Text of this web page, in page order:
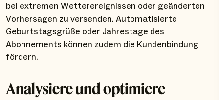
bei extremen Wetterereignissen oder geänderten
Vorhersagen zu versenden. Automatisierte
Geburtstagsgrüße oder Jahrestage des
Abonnements können zudem die Kundenbindung
fördern.
Analysiere und optimiere